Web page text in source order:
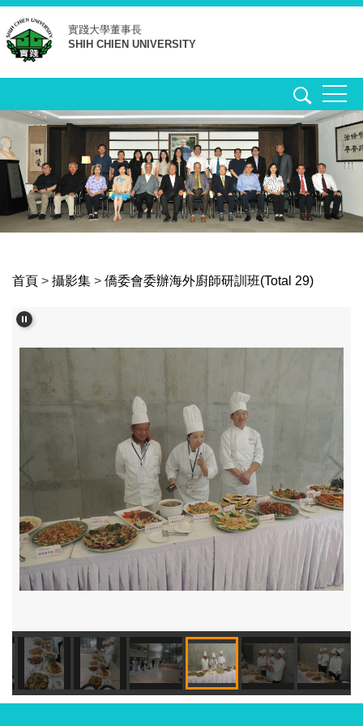
跳
到
主
要
容
區
實踐大學董事長
SHIH CHIEN UNIVERSITY
首頁 > 攝影集 > 僑委會委辦海外廚師研訓班(Total 29)